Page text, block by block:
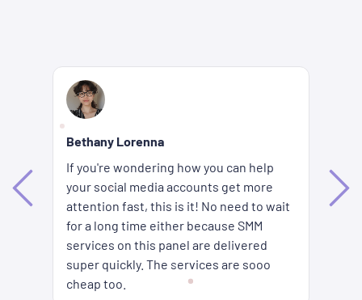
Bethany Lorenna
If you're wondering how you can help
your social media accounts get more
attention fast, this is it! No need to wait
for a long time either because SMM
services on this panel are delivered
super quickly. The services are sooo
cheap too.